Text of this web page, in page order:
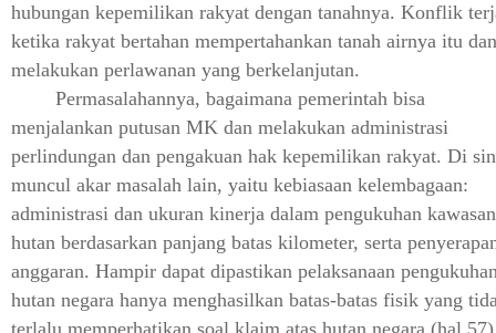
hubungan kepemilikan rakyat dengan tanahnya. Konflik
ketika rakyat bertahan mempertahankan tanah airnya itu dan
melakukan perlawanan yang berkelanjutan.
Permasalahannya, bagaimana pemerintah bisa
menjalankan putusan MK dan melakukan administrasi
perlindungan dan pengakuan hak kepemilikan rakyat. Di
muncul akar masalah lain, yaitu kebiasaan kelembagaan:
administrasi dan ukuran kinerja dalam pengukuhan kawasan
hutan berdasarkan panjang batas kilometer, serta
anggaran. Hampir dapat dipastikan pelaksanaan
hutan negara hanya menghasilkan batas-batas fisik yang